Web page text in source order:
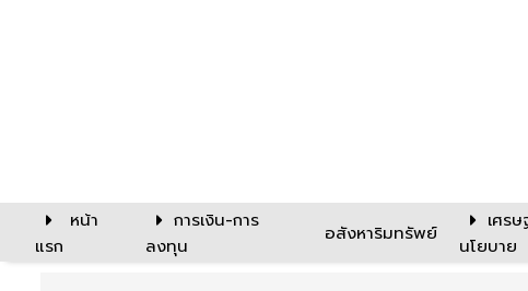
หน้า
แรก
การเงิน-การ
ลงทุน
อสังหาริมทรัพย์
เศร
นโยบาย